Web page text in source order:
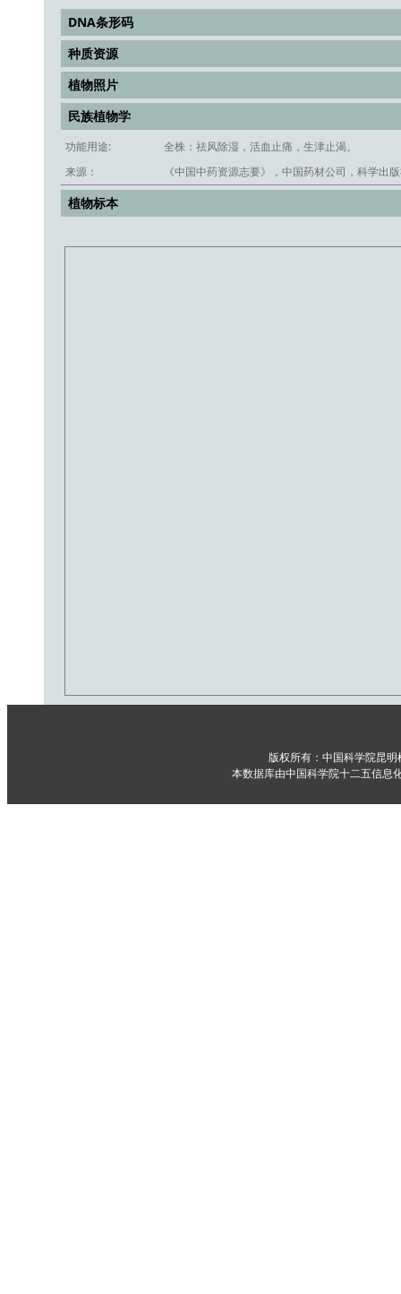
DNA条形码
种质资源
植物照片
民族植物学
功能用途:
全株：祛风除湿，活血止痛，生津止渴。
来源：
《中国中药资源志要》，中国药材公司，科学出
植物标本
版权所有：中国科学院昆
本数据库由中国科学院十二五信息